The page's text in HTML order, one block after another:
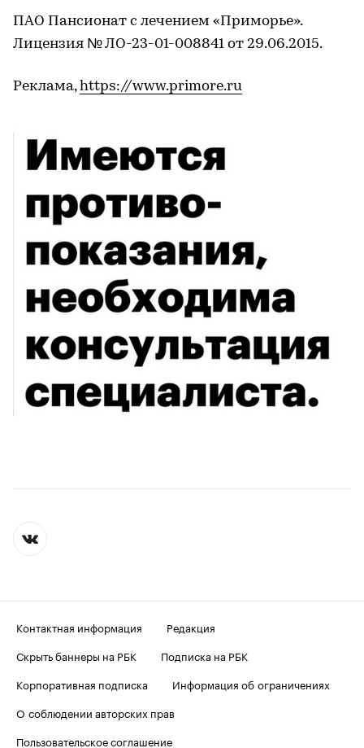
ПАО Пансионат с лечением «Приморье».
Лицензия № ЛО-23-01-008841 от 29.06.2015.
Реклама,https://www.primore.ru
Контактная информация
Редакция
Скрыть баннеры на РБК
Подписка на РБК
Корпоративная подписка
Информация об ограничениях
О соблюдении авторских прав
Пользовательское соглашение